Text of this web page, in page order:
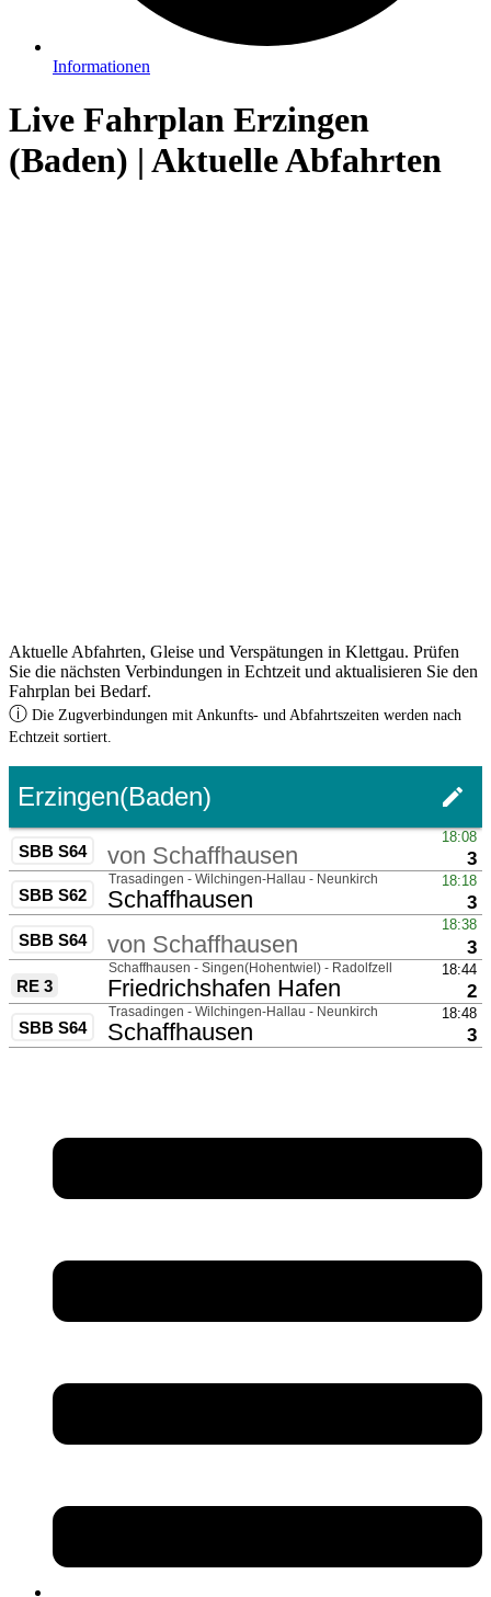
Informationen
Live Fahrplan Erzingen
(Baden) | Aktuelle Abfahrten
Aktuelle Abfahrten, Gleise und Verspätungen in Klettgau. Prüfen
Sie die nächsten Verbindungen in Echtzeit und aktualisieren Sie den
Fahrplan bei Bedarf.
ⓘ Die Zugverbindungen mit Ankunfts- und Abfahrtszeiten werden nach
Echtzeit sortiert.